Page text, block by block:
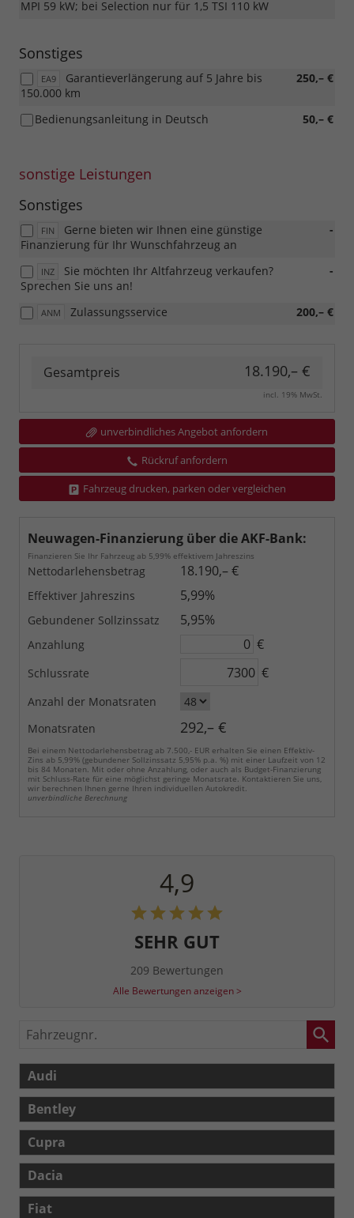
MPI 59 kW; bei Selection nur für 1,5 TSI 110 kW
Sonstiges
EA9 250,– €
Garantieverlängerung auf 5 Jahre bis
150.000 km
50,– €
Bedienungsanleitung in Deutsch
sonstige Leistungen
Sonstiges
FIN -
Gerne bieten wir Ihnen eine günstige
Finanzierung für Ihr Wunschfahrzeug an
INZ -
Sie möchten Ihr Altfahrzeug verkaufen?
Sprechen Sie uns an!
ANM 200,– €
Zulassungsservice
Gesamtpreis 18.190,– €
incl. 19% MwSt.
unverbindliches Angebot anfordern
Rückruf anfordern
Fahrzeug drucken, parken oder vergleichen
Neuwagen-Finanzierung über die AKF-Bank:
Finanzieren Sie Ihr Fahrzeug ab 5,99% effektivem Jahreszins
Nettodarlehensbetrag 18.190,– €
Effektiver Jahreszins 5,99%
Gebundener Sollzinssatz 5,95%
Anzahlung €
Schlussrate €
Anzahl der Monatsraten
Monatsraten
292,– €
Bei einem Nettodarlehensbetrag ab 7.500,- EUR erhalten Sie einen Effektiv-
Zins ab 5,99% (gebundener Sollzinssatz 5,95% p.a. %) mit einer Laufzeit von 12
bis 84 Monaten. Mit oder ohne Anzahlung, oder auch als Budget-Finanzierung
mit Schluss-Rate für eine möglichst geringe Monatsrate. Kontaktieren Sie uns,
wir berechnen Ihnen gerne Ihren individuellen Autokredit.
unverbindliche Berechnung
4,9
SEHR GUT
209 Bewertungen
Alle Bewertungen anzeigen >
Fahrzeugnr.
Audi
Bentley
Cupra
Dacia
Fiat